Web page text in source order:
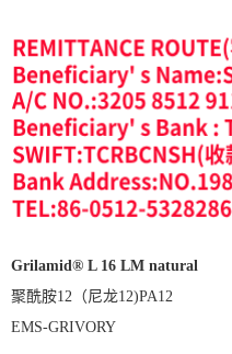
Grilamid® L 16 LM natural
聚酰胺12（尼龙12)PA12
EMS-GRIVORY